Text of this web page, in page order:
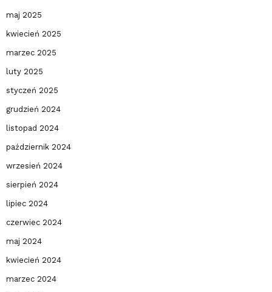
maj 2025
kwiecień 2025
marzec 2025
luty 2025
styczeń 2025
grudzień 2024
listopad 2024
październik 2024
wrzesień 2024
sierpień 2024
lipiec 2024
czerwiec 2024
maj 2024
kwiecień 2024
marzec 2024